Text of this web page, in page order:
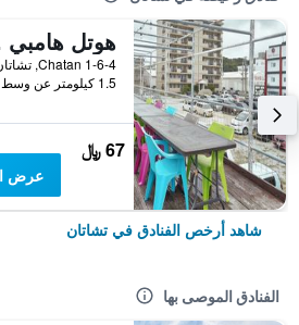
1-6-4 Chatan, تشاتان, اليابان
1.5 كيلومتر عن وسط المدينة
67 ﷼
عرض
شاهد أرخص الفنادق في تشاتان
الفنادق الموصى بها